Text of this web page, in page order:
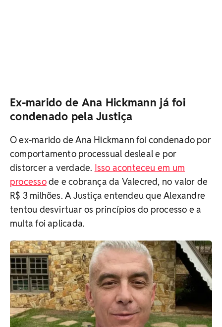
Ex-marido de Ana Hickmann já foi
condenado pela Justiça
O ex-marido de Ana Hickmann foi condenado por
comportamento processual desleal e por
distorcer a verdade. Isso aconteceu em um
processode e cobrança da Valecred, no valor de
R$ 3 milhões. A Justiça entendeu que Alexandre
tentou desvirtuar os princípios do processo e a
multa foi aplicada.